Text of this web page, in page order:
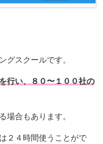
グスクールです。
行い、８０〜１００社の
場合もあります。
２４時間使うことがで